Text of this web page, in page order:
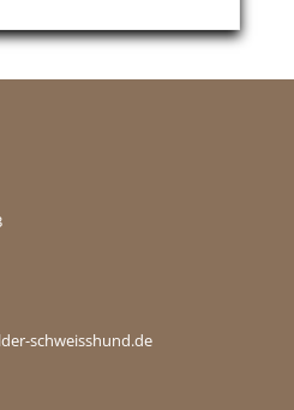
schweisshund.de